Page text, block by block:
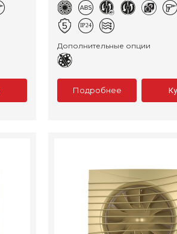
Дополнительные опции
Подробнее